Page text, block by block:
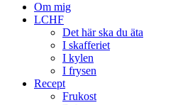
Om mig
LCHF
Det här ska du äta
I skafferiet
I kylen
I frysen
Recept
Frukost